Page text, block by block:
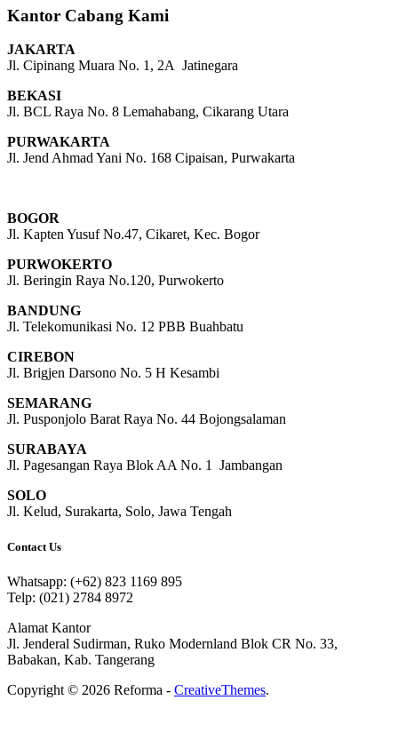
Kantor Cabang Kami
JAKARTA
Jl. Cipinang Muara No. 1, 2A Jatinegara
BEKASI
Jl. BCL Raya No. 8 Lemahabang, Cikarang Utara
PURWAKARTA
Jl. Jend Ahmad Yani No. 168 Cipaisan, Purwakarta
BOGOR
Jl. Kapten Yusuf No.47, Cikaret, Kec. Bogor
PURWOKERTO
Jl. Beringin Raya No.120, Purwokerto
BANDUNG
Jl. Telekomunikasi No. 12 PBB Buahbatu
CIREBON
Jl. Brigjen Darsono No. 5 H Kesambi
SEMARANG
Jl. Pusponjolo Barat Raya No. 44 Bojongsalaman
SURABAYA
Jl. Pagesangan Raya Blok AA No. 1 Jambangan
SOLO
Jl. Kelud, Surakarta, Solo, Jawa Tengah
Contact Us
Whatsapp: (+62) 823 1169 895
Telp: (021) 2784 8972
Alamat Kantor
Jl. Jenderal Sudirman, Ruko Modernland Blok CR No. 33,
Babakan, Kab. Tangerang
Copyright © 2026 Reforma - CreativeThemes.